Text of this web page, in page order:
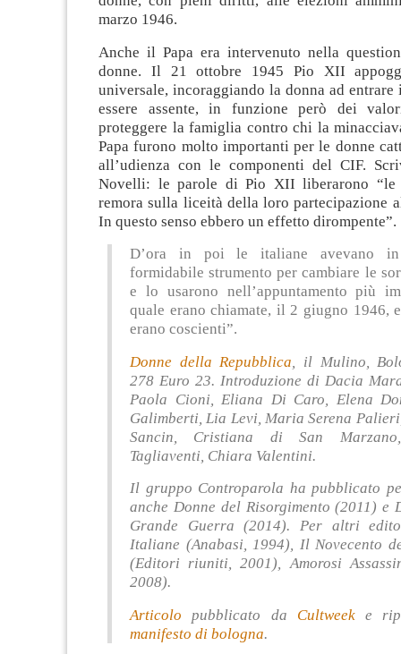
marzo 1946.
Anche il Papa era intervenuto nella
donne. Il 21 ottobre 1945 Pio XII
universale, incoraggiando la donna ad entrare
essere assente, in funzione però dei
proteggere la famiglia contro chi la
Papa furono molto importanti per le donne
all’udienza con le componenti del CIF.
Novelli: le parole di Pio XII liberarono “le
remora sulla liceità della loro partecipazione
In questo senso ebbero un effetto dirompente”.
D’ora in poi le italiane avevano
formidabile strumento per cambiare le
e lo usarono nell’appuntamento più
quale erano chiamate, il 2 giugno 1946,
erano coscienti”.
Donne della Repubblica , il Mulino,
278 Euro 23. Introduzione di Dacia
Paola Cioni, Eliana Di Caro, Elena
Galimberti, Lia Levi, Maria Serena
Sancin, Cristiana di San
Tagliaventi, Chiara Valentini.
Il gruppo Controparola ha pubblicato
anche Donne del Risorgimento (2011) e
Grande Guerra (2014). Per altri
Italiane (Anabasi, 1994), Il Novecento
(Editori riuniti, 2001), Amorosi
2008).
Articolo pubblicato da Cultweeke
manifesto di bologna.